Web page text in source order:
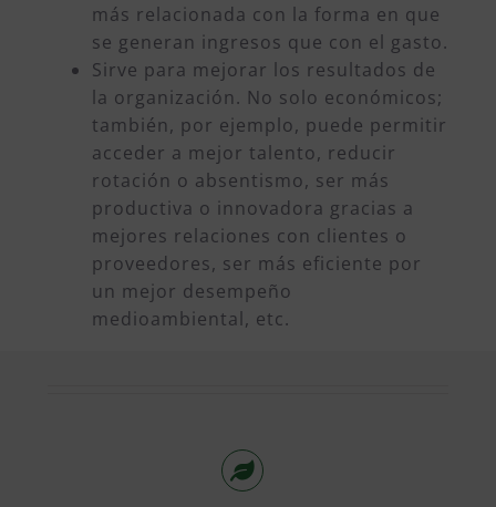
más relacionada con la forma en que
se generan ingresos que con el gasto.
Sirve para mejorar los resultados de
la organización. No solo económicos;
también, por ejemplo, puede permitir
acceder a mejor talento, reducir
rotación o absentismo, ser más
productiva o innovadora gracias a
mejores relaciones con clientes o
proveedores, ser más eficiente por
un mejor desempeño
medioambiental, etc.